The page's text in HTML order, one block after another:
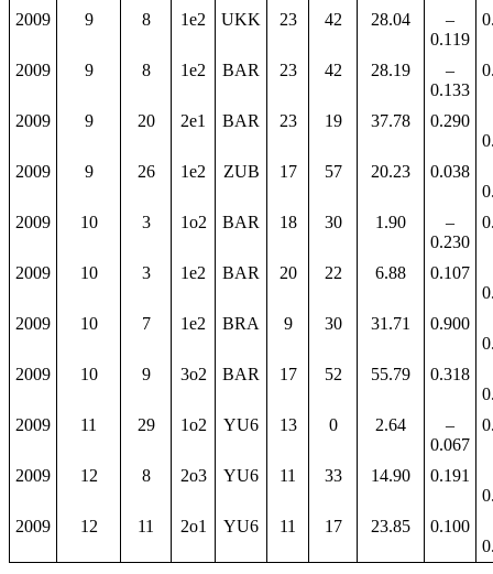
2009 9 8 1e2 UKK 23 42 28.04
–
0.119
2009 9 8 1e2 BAR 23 42 28.19
–
0.133
2009 9 20 2e1 BAR 23 19 37.78
0.290
2009
9 26 1e2 ZUB 17 57 20.23
0.038
2009
10 3 1o2 BAR 18 30 1.90
–
0.230
2009 10 3 1e2 BAR 20 22 6.88
0.107
2009
10 7 1e2 BRA 9 30 31.71
0.900
2009
10 9 3o2 BAR 17 52 55.79
0.318
2009
11 29 1o2 YU6 13 0 2.64
–
0.067
2009 12 8 2o3 YU6 11 33 14.90
0.191
2009
12 11 2o1 YU6 11 17 23.85
0.100